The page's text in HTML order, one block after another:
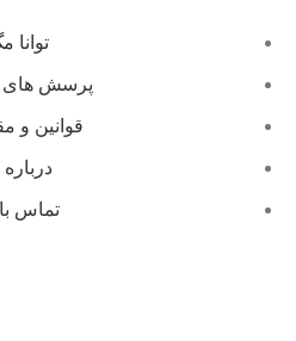
توانا
پرسش های
قوانین و
درباره
تماس